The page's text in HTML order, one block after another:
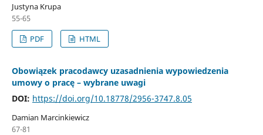
Justyna Krupa
55-65
PDF
HTML
Obowiązek pracodawcy uzasadnienia wypowiedzenia
umowy o pracę – wybrane uwagi
DOI: https://doi.org/10.18778/2956-3747.8.05
Damian Marcinkiewicz
67-81